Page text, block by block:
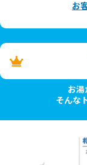
お
お湯
そんな